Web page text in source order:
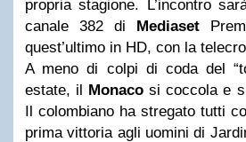
propria stagione. L’incontro
canale 382 di Mediaset
quest’ultimo in HD, con la
A meno di colpi di coda del
estate, il Monaco si coccola e
Il colombiano ha stregato tutti
prima vittoria agli uomini di